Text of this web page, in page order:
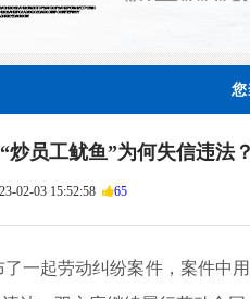
您
炒员工鱿鱼”为何失信违法？
02-03 15:52:58 65
一起劳动纠纷案件，案件中